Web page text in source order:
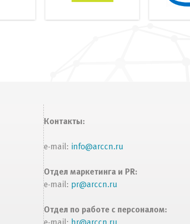
Контакты:
e-mail: info@arccn.ru
Отдел маркетинга и PR:
e-mail: pr@arccn.ru
Отдел по работе с персоналом: